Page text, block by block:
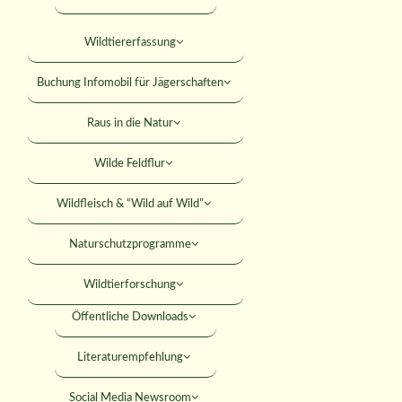
Falkner
Mitteilungsblatt
Versicherungen
Rabatte
Rechtshilfe
Umweltbildung
Förderungen
Seminare
Öffentliche Downloads
Literaturempfehlung
Social Media Newsroom
Wildtiererfassung
Buchung Infomobil für Jägerschaften
Raus in die Natur
Wilde Feldflur
Wildfleisch & “Wild auf Wild”
Naturschutzprogramme
Wildtierforschung
SUCHE
ANMELDEN